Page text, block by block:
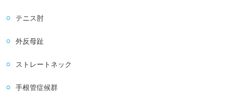
テニス肘
外反母趾
ストレートネック
手根管症候群